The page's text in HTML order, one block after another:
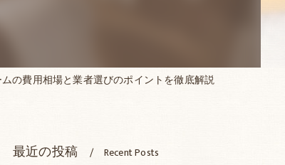
の費用相場と業者選びのポイントを徹底解説
最近の投稿 Recent Posts